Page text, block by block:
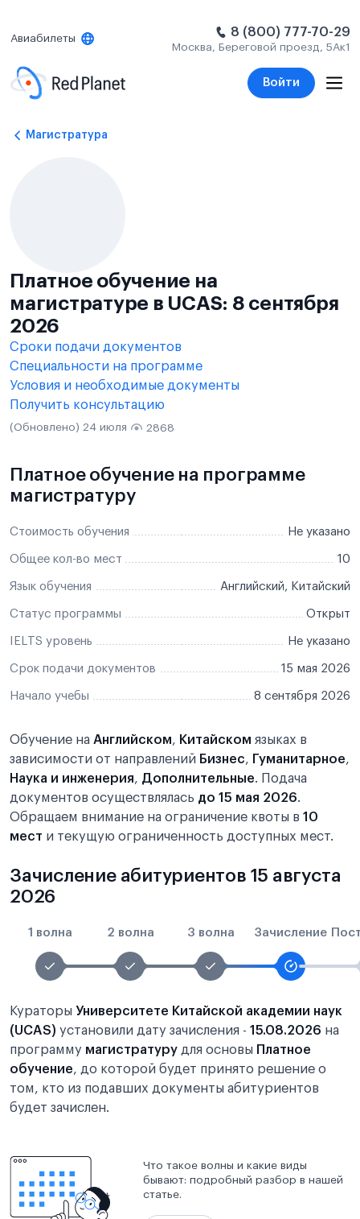
Авиабилеты 8 (800) 777-70-29
Москва, Береговой проезд, 5Ак1
Войти
Магистратура
Платное обучение на
магистратуре в UCAS: 8 сентября
2026
Сроки подачи документов
Специальности на программе
Условия и необходимые документы
Получить консультацию
(Обновлено) 24 июля 2868
Платное обучение на программе
магистратуру
Стоимость обучения Не указано
Общее кол-во мест 10
Язык обучения Английский, Китайский
Статус программы Открыт
IELTS уровень Не указано
Срок подачи документов 15 мая 2026
Начало учебы 8 сентября 2026
Обучение на Английском, Китайском языках в
зависимости от направлений Бизнес, Гуманитарное,
Наука и инженерия, Дополнительные. Подача
документов осуществлялась до 15 мая 2026.
Обращаем внимание на ограничение квоты в 10
мест и текущую ограниченность доступных мест.
Зачисление абитуриентов 15 августа
2026
1 волна 2 волна 3 волна Зачисление
Кураторы Университете Китайской академии наук
(UCAS) установили дату зачисления - 15.08.2026 на
программу магистратуру для основы Платное
обучение, до которой будет принято решение о
том, кто из подавших документы абитуриентов
будет зачислен.
Что такое волны и какие виды
бывают: подробный разбор в нашей
статье.